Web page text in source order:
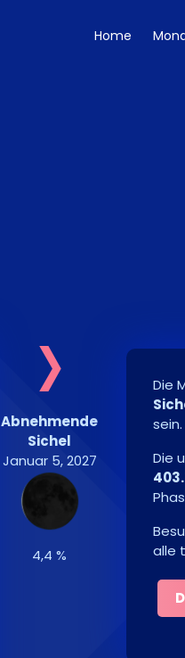
Home
›
Abnehmende
Sichel
Januar 5, 2027
4,4 %
Die
Die
alle